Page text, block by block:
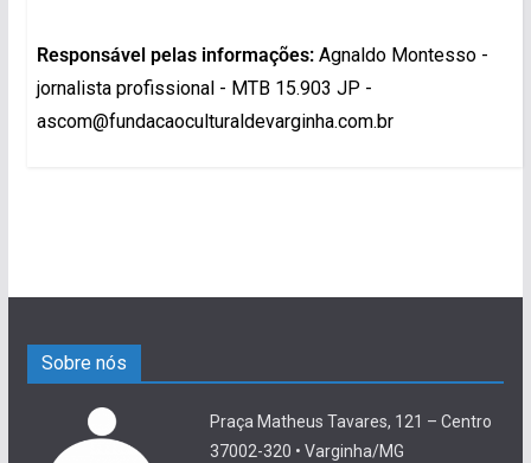
Responsável pelas informações:Agnaldo Montesso -
jornalista profissional - MTB 15.903 JP -
ascom@fundacaoculturaldevarginha.com.br
Sobre nós
Praça Matheus Tavares, 121 – Centro
37002-320 • Varginha/MG